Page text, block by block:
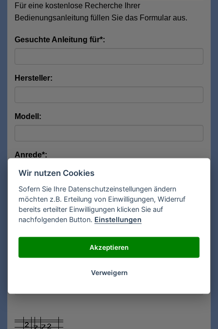
Für eine kostenlose Recherche Ihrer
Bedienungsanleitung füllen Sie das Formular aus.
Gesuchte Anleitung für*:
Hersteller:
Modell:
Anrede*:
Vorname*:
Wir nutzen Cookies
Sofern Sie Ihre Datenschutzeinstellungen ändern
möchten z.B. Erteilung von Einwilligungen, Widerruf
bereits erteilter Einwilligungen klicken Sie auf
nachfolgenden Button. Einstellungen
Akzeptieren
Verweigern